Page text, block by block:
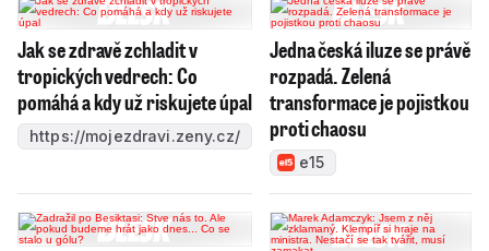
Jak se zdravě zchladit v
tropických vedrech: Co
pomáhá a kdy už riskujete úpal
https://mojezdravi.zeny.cz/
Jedna česká iluze se právě
rozpadá. Zelená
transformace je pojistkou
proti chaosu
e15